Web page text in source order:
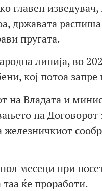
главен
државата
пругата.
линија, во
кој потоа
на Владата и
на Договорот
месеци при
ќе проработи.